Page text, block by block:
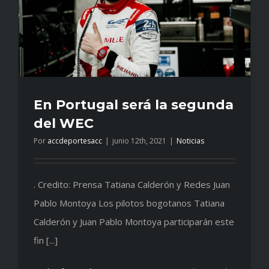
En Portugal será la segunda
del WEC
Por accdeportesacc | junio 12th, 2021 | Noticias
. Credito: Prensa Tatiana Calderón y Redes Juan
Pablo Montoya Los pilotos bogotanos Tatiana
Calderón y Juan Pablo Montoya participarán este
fin [...]